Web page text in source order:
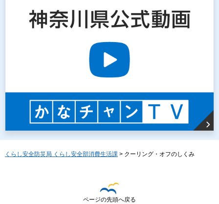
くらし安全防災局 くらし安全部消費生活課 > クーリング・オフのしくみ
ページの先頭へ戻る